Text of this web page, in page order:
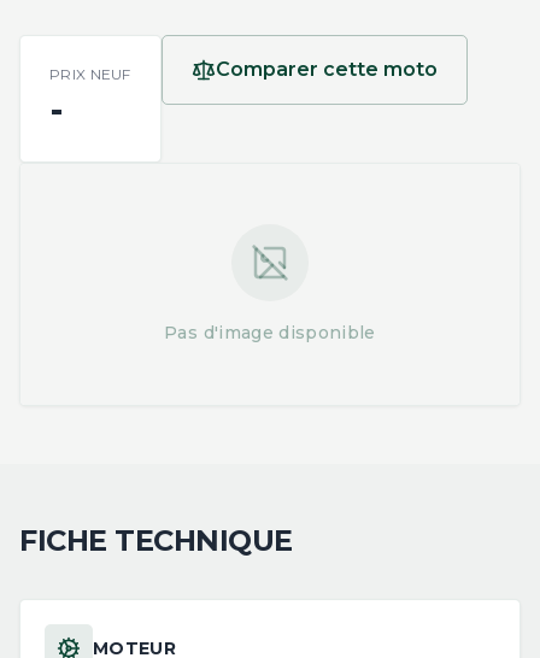
PRIX NEUF
-
Comparer cette moto
Pas d'image disponible
FICHE TECHNIQUE
MOTEUR